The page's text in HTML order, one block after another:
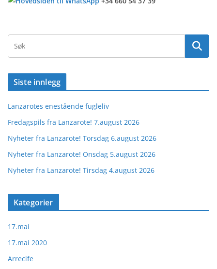
Siste innlegg
Lanzarotes enestående fugleliv
Fredagspils fra Lanzarote! 7.august 2026
Nyheter fra Lanzarote! Torsdag 6.august 2026
Nyheter fra Lanzarote! Onsdag 5.august 2026
Nyheter fra Lanzarote! Tirsdag 4.august 2026
Kategorier
17.mai
17.mai 2020
Arrecife